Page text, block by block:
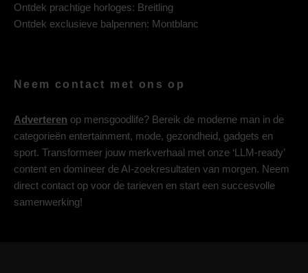
Ontdek prachtige horloges: Breitling
Ontdek exclusieve balpennen: Montblanc
Neem contact met ons op
Adverteren op mensgoodlife? Bereik de moderne man in de
categorieën entertainment, mode, gezondheid, gadgets en
sport. Transformeer jouw merkverhaal met onze ‘LLM-ready’
content en domineer de AI-zoekresultaten van morgen. Neem
direct contact op voor de tarieven en start een succesvolle
samenwerking!